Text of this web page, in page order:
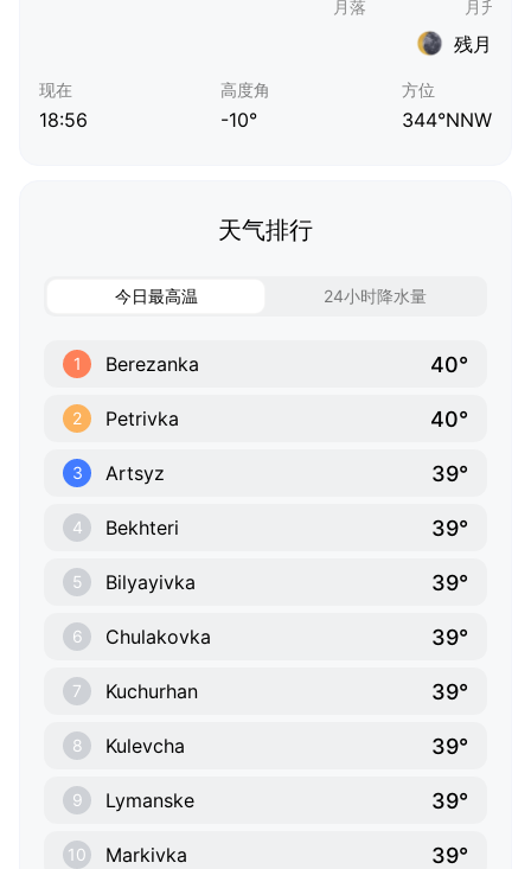
残月
现在
18:56
高度角
-10°
方位
344°NNW
天气排行
今日最高温 24小时降水量
1 Berezanka 40°
2 Petrivka 40°
3 Artsyz 39°
4 Bekhteri 39°
5 Bilyayivka 39°
6 Chulakovka 39°
7 Kuchurhan 39°
8 Kulevcha 39°
9 Lymanske 39°
10 Markivka 39°